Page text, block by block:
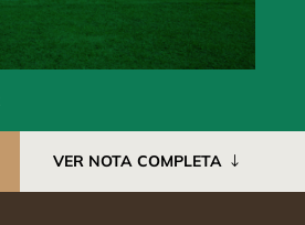
VER NOTA COMPLETA